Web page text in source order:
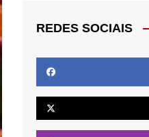
REDES SOCIAIS